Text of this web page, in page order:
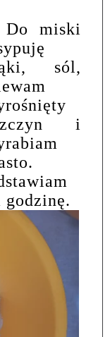
Do miski
sól,
i
godzinę.